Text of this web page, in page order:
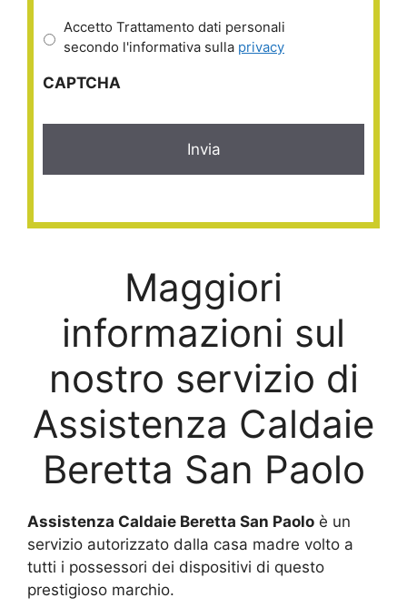
Accetto Trattamento dati personali
secondo l'informativa sulla privacy
CAPTCHA
Maggiori
informazioni sul
nostro servizio di
Assistenza Caldaie
Beretta San Paolo
Assistenza Caldaie Beretta San Paolo è un
servizio autorizzato dalla casa madre volto a
tutti i possessori dei dispositivi di questo
prestigioso marchio.